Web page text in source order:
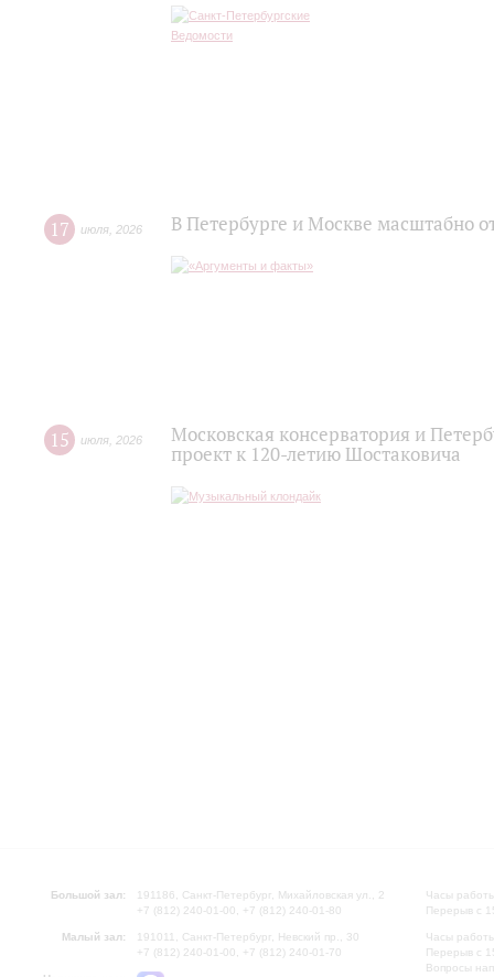
17 июля 2026 В Петербурге и Москве масштабно
15 июля 2026
Московская консерватория и
проект к 120-летию Шостаковича
Большой зал:
191186, Санкт-Петербург, Михайловская ул., 2
+7 (812) 240-01-00, +7 (812) 240-01-80
Малый зал:
191011, Санкт-Петербург, Невский пр., 30
+7 (812) 240-01-00, +7 (812) 240-01-70
Часы
Перерыв с
Часы
Перерыв с
Вопросы